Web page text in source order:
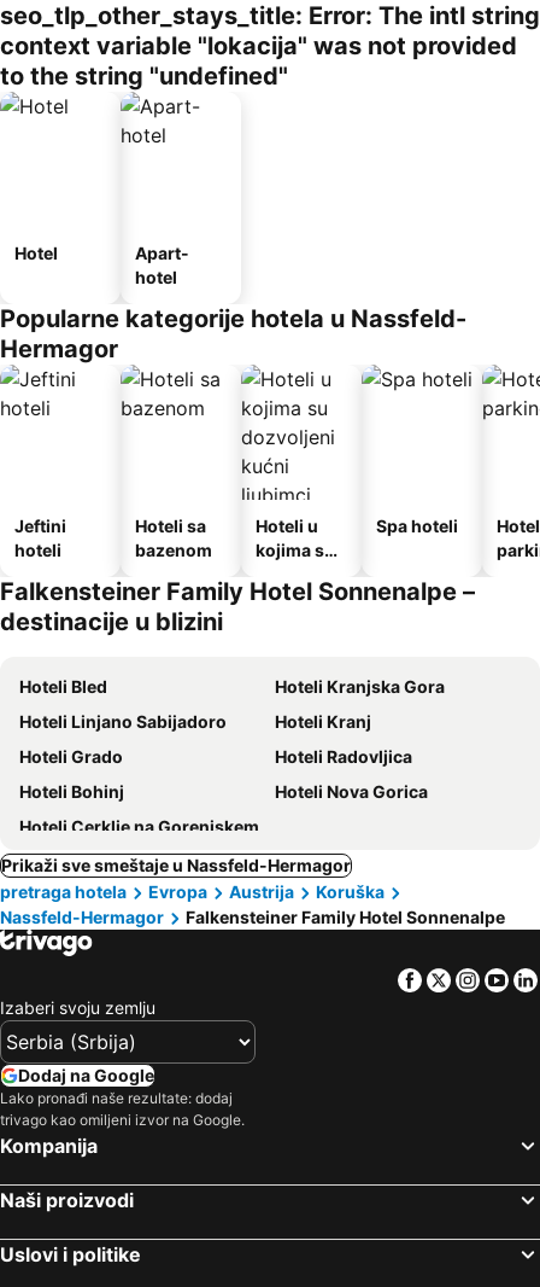
seo_tlp_other_stays_title: Error: The intl string
context variable "lokacija" was not provided
to the string "undefined"
Hotel
Apart-
hotel
Popularne kategorije hotela u Nassfeld-
Hermagor
Jeftini
hoteli
Hoteli sa
bazenom
Hoteli u
kojima su
kućni
Spa hoteli
Falkensteiner Family Hotel Sonnenalpe –
destinacije u blizini
Hoteli Bled
Hoteli Kranjska Gora
Hoteli Linjano Sabijadoro
Hoteli Kranj
Hoteli Grado
Hoteli Radovljica
Hoteli Bohinj
Hoteli Nova Gorica
Hoteli Cerklje na Gorenjskem
Prikaži sve smeštaje u Nassfeld-Hermagor
pretraga hotela
Evropa Austrija
Koruška
Nassfeld-Hermagor
Falkensteiner Family Hotel Sonnenalpe
Facebook
Twitter
Izaberi svoju zemlju
Dodaj na Google
Lako pronađi naše rezultate: dodaj
trivago kao omiljeni izvor na Google.
Kompanija
Naši proizvodi
Uslovi i politike